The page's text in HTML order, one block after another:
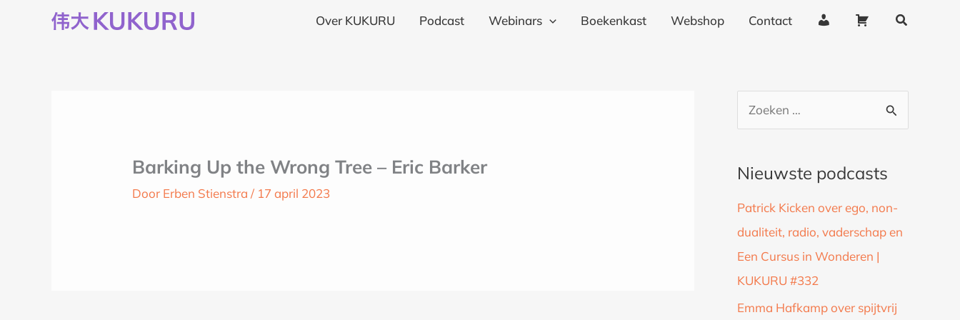
Over KUKURU Podcast Webinars Boekenkast Webshop Contact
e
v
e
W
g
Zoeken
Barking Up the Wrong Tree – Eric Barker
Door Erben Stienstra/ 17 april 2023
n
a
a
r
:
Nieuwste podcasts
Patrick Kicken over ego, non-
dualiteit, radio, vaderschap en
Een Cursus in Wonderen |
KUKURU #332
Emma Hafkamp over spijtvrij